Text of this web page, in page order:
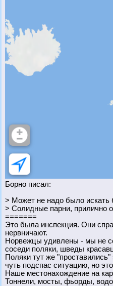
Борно писал:
> Может не надо было искать
> Солидные парни, прилично
=======
Это была инспекция. Они
нервничают.
Норвежцы удивлены - мы не
соседи поляки, шведы
Поляки тут же
чуть подспас ситуацию, но
Наше местонахождение на
Тоннели, мосты, фьорды,